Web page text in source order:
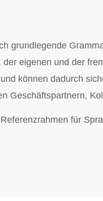
grundlegende
eigenen und der
können dadurch
Geschäftspartnern,
für